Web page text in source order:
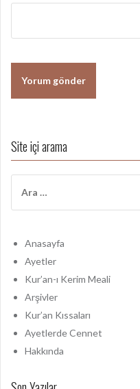
Site içi arama
a
a
Anasayfa
Ayetler
Kur’an-ı Kerim Meali
Arşivler
Kur’an Kıssaları
Ayetlerde Cennet
Hakkında